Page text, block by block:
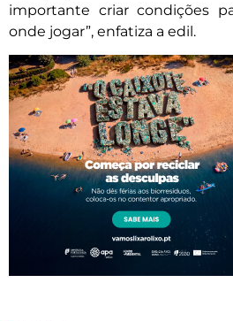
importante criar condições
onde jogar”, enfatiza a edil.